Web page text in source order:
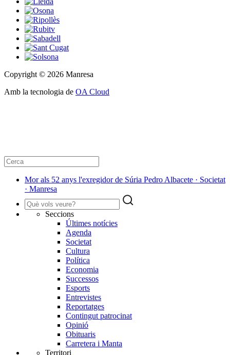
Copyright © 2026 Manresa
Amb la tecnologia de OA Cloud
Mor als 52 anys l'exregidor de Súria Pedro Albacete · Societat
· Manresa
Seccions
Últimes notícies
Agenda
Societat
Cultura
Política
Economia
Successos
Esports
Entrevistes
Reportatges
Contingut patrocinat
Opinió
Obituaris
Carretera i Manta
Territori